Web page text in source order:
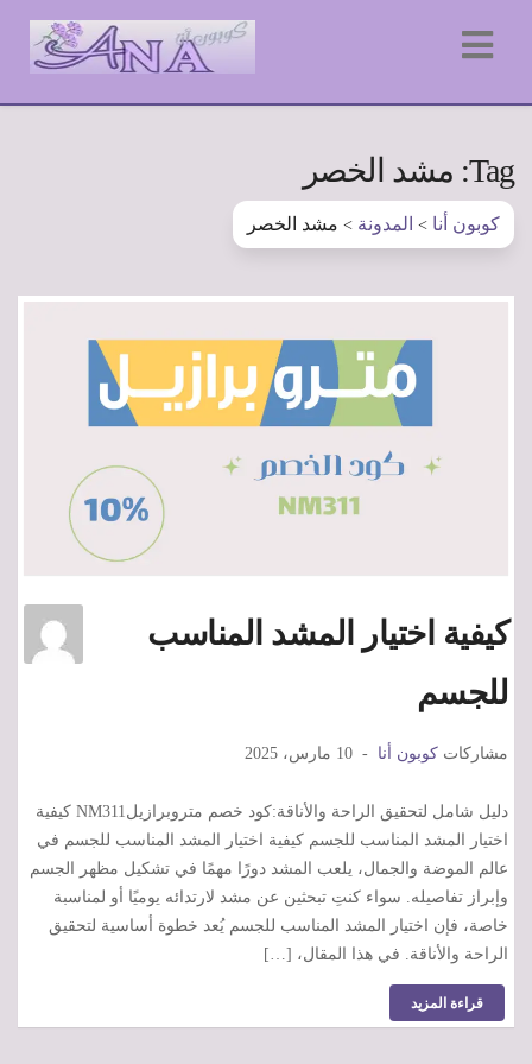
Tag: مشد الخصر
كوبون أنا > المدونة > مشد الخصر
كيفية اختيار المشد المناسب
للجسم
مشاركات كوبون أنا 10 مارس، 2025
دليل شامل لتحقيق الراحة والأناقة:كود خصم متروبرازيلNM311 كيفية
اختيار المشد المناسب للجسم كيفية اختيار المشد المناسب للجسم في
عالم الموضة والجمال، يلعب المشد دورًا مهمًا في تشكيل مظهر الجسم
وإبراز تفاصيله. سواء كنتِ تبحثين عن مشد لارتدائه يوميًا أو لمناسبة
خاصة، فإن اختيار المشد المناسب للجسم يُعد خطوة أساسية لتحقيق
الراحة والأناقة. في هذا المقال، […]
قراءة المزيد